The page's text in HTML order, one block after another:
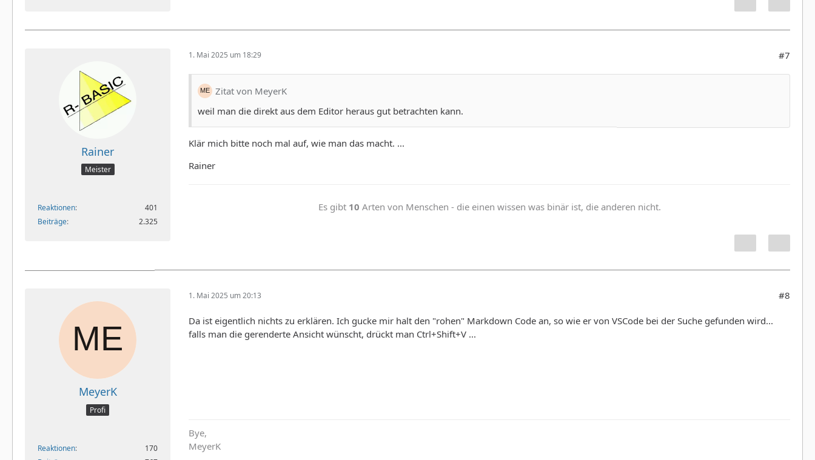
Rainer
Meister
Reaktionen
401
Beiträge
2.325
1. Mai 2025 um 18:29 #7
Zitat von MeyerK
weil man die direkt aus dem Editor heraus gut betrachten kann.
Klär mich bitte noch mal auf, wie man das macht. ...
Rainer
Es gibt 10 Arten von Menschen - die einen wissen was binär ist, die anderen nicht.
MeyerK
Profi
Reaktionen
170
1. Mai 2025 um 20:13 #8
Da ist eigentlich nichts zu erklären. Ich gucke mir halt den "rohen" Markdown Code an, so wie er von VSCode bei der Suche gefunden wird...
falls man die gerenderte Ansicht wünscht, drückt man Ctrl+Shift+V ...
Bye,
MeyerK